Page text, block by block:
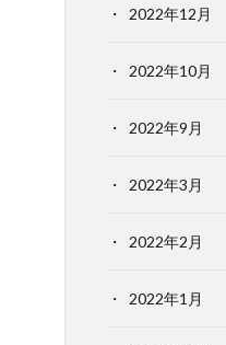
2022年12月
2022年10月
2022年9月
2022年3月
2022年2月
2022年1月